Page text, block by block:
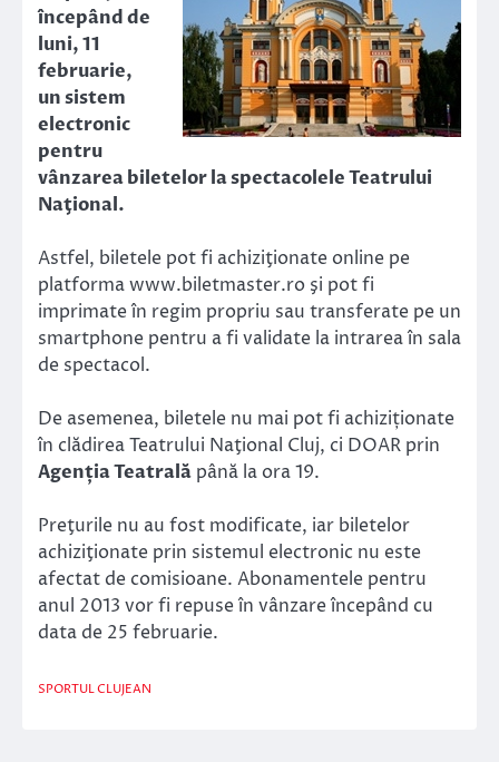
începând de
luni, 11
februarie,
un sistem
electronic
pentru
vânzarea biletelor la spectacolele Teatrului
Naţional.
Astfel, biletele pot fi achiziţionate online pe
platforma www.biletmaster.ro şi pot fi
imprimate în regim propriu sau transferate pe un
smartphone pentru a fi validate la intrarea în sala
de spectacol.
De asemenea, biletele nu mai pot fi achiziționate
în clădirea Teatrului Naţional Cluj, ci DOAR prin
Agenția Teatrală până la ora 19.
Preţurile nu au fost modificate, iar biletelor
achiziţionate prin sistemul electronic nu este
afectat de comisioane. Abonamentele pentru
anul 2013 vor fi repuse în vânzare începând cu
data de 25 februarie.
SPORTUL CLUJEAN